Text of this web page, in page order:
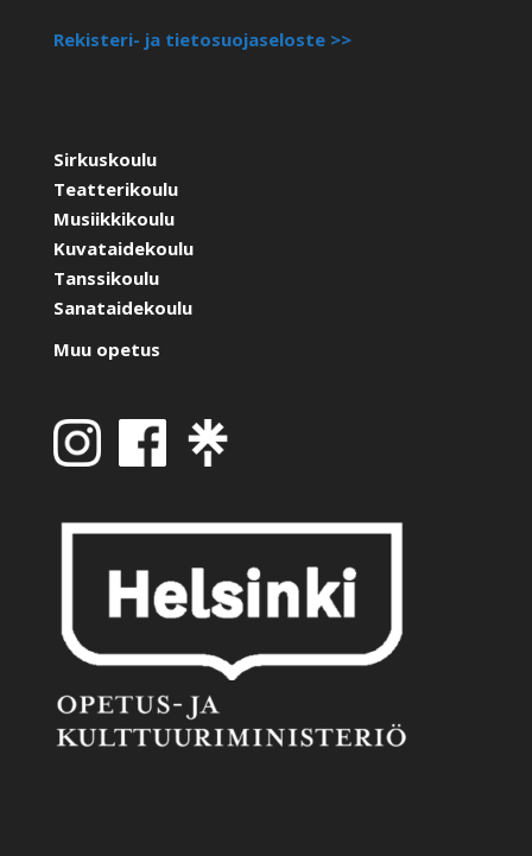
Rekisteri- ja tietosuojaseloste >>
Sirkuskoulu
Teatterikoulu
Musiikkikoulu
Kuvataidekoulu
Tanssikoulu
Sanataidekoulu
Muu opetus